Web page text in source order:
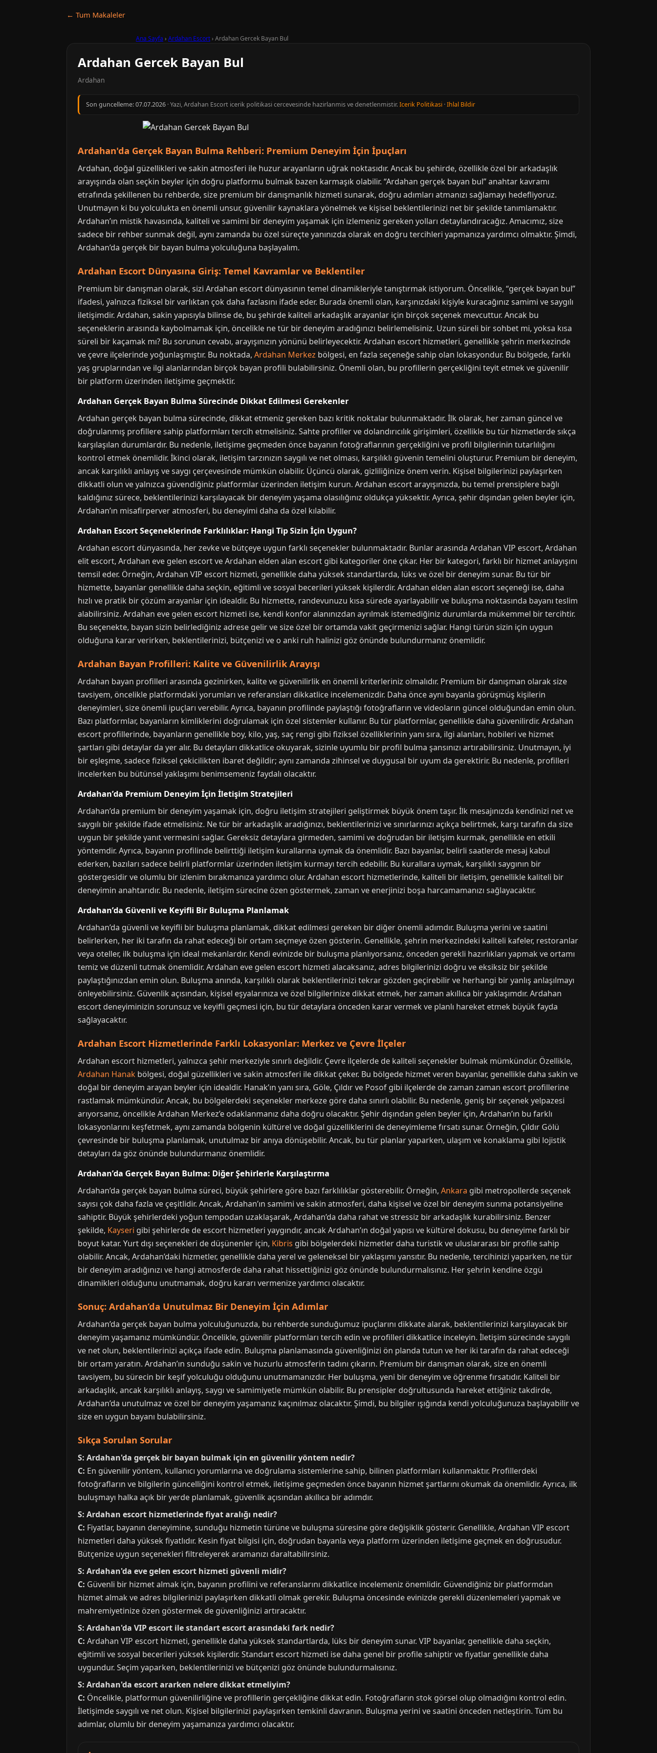
← Tum Makaleler
Ana Sayfa › Ardahan Escort› Ardahan Gercek Bayan Bul
Ardahan Gercek Bayan Bul
Ardahan
Son guncelleme:07.07.2026 · Yazi, Ardahan Escort icerik politikasi cercevesinde hazirlanmis ve denetlenmistir.Icerik Politikasi ·Ihlal Bildir
Ardahan'da Gerçek Bayan Bulma Rehberi: Premium Deneyim İçin İpuçları
Ardahan, doğal güzellikleri ve sakin atmosferi ile huzur arayanların uğrak noktasıdır. Ancak bu şehirde, özellikle özel bir arkadaşlık
arayışında olan seçkin beyler için doğru platformu bulmak bazen karmaşık olabilir. “Ardahan gerçek bayan bul” anahtar kavramı
etrafında şekillenen bu rehberde, size premium bir danışmanlık hizmeti sunarak, doğru adımları atmanızı sağlamayı hedefliyoruz.
Unutmayın ki bu yolculukta en önemli unsur, güvenilir kaynaklara yönelmek ve kişisel beklentilerinizi net bir şekilde tanımlamaktır.
Ardahan’ın mistik havasında, kaliteli ve samimi bir deneyim yaşamak için izlemeniz gereken yolları detaylandıracağız. Amacımız, size
sadece bir rehber sunmak değil, aynı zamanda bu özel süreçte yanınızda olarak en doğru tercihleri yapmanıza yardımcı olmaktır. Şimdi,
Ardahan’da gerçek bir bayan bulma yolculuğuna başlayalım.
Ardahan Escort Dünyasına Giriş: Temel Kavramlar ve Beklentiler
Premium bir danışman olarak, sizi Ardahan escort dünyasının temel dinamikleriyle tanıştırmak istiyorum. Öncelikle, “gerçek bayan bul”
ifadesi, yalnızca fiziksel bir varlıktan çok daha fazlasını ifade eder. Burada önemli olan, karşınızdaki kişiyle kuracağınız samimi ve saygılı
iletişimdir. Ardahan, sakin yapısıyla bilinse de, bu şehirde kaliteli arkadaşlık arayanlar için birçok seçenek mevcuttur. Ancak bu
seçeneklerin arasında kaybolmamak için, öncelikle ne tür bir deneyim aradığınızı belirlemelisiniz. Uzun süreli bir sohbet mi, yoksa kısa
süreli bir kaçamak mı? Bu sorunun cevabı, arayışınızın yönünü belirleyecektir. Ardahan escort hizmetleri, genellikle şehrin merkezinde
ve çevre ilçelerinde yoğunlaşmıştır. Bu noktada, Ardahan Merkez bölgesi, en fazla seçeneğe sahip olan lokasyondur. Bu bölgede, farklı
yaş gruplarından ve ilgi alanlarından birçok bayan profili bulabilirsiniz. Önemli olan, bu profillerin gerçekliğini teyit etmek ve güvenilir
bir platform üzerinden iletişime geçmektir.
Ardahan Gerçek Bayan Bulma Sürecinde Dikkat Edilmesi Gerekenler
Ardahan gerçek bayan bulma sürecinde, dikkat etmeniz gereken bazı kritik noktalar bulunmaktadır. İlk olarak, her zaman güncel ve
doğrulanmış profillere sahip platformları tercih etmelisiniz. Sahte profiller ve dolandırıcılık girişimleri, özellikle bu tür hizmetlerde sıkça
karşılaşılan durumlardır. Bu nedenle, iletişime geçmeden önce bayanın fotoğraflarının gerçekliğini ve profil bilgilerinin tutarlılığını
kontrol etmek önemlidir. İkinci olarak, iletişim tarzınızın saygılı ve net olması, karşılıklı güvenin temelini oluşturur. Premium bir deneyim,
ancak karşılıklı anlayış ve saygı çerçevesinde mümkün olabilir. Üçüncü olarak, gizliliğinize önem verin. Kişisel bilgilerinizi paylaşırken
dikkatli olun ve yalnızca güvendiğiniz platformlar üzerinden iletişim kurun. Ardahan escort arayışınızda, bu temel prensiplere bağlı
kaldığınız sürece, beklentilerinizi karşılayacak bir deneyim yaşama olasılığınız oldukça yüksektir. Ayrıca, şehir dışından gelen beyler için,
Ardahan’ın misafirperver atmosferi, bu deneyimi daha da özel kılabilir.
Ardahan Escort Seçeneklerinde Farklılıklar: Hangi Tip Sizin İçin Uygun?
Ardahan escort dünyasında, her zevke ve bütçeye uygun farklı seçenekler bulunmaktadır. Bunlar arasında Ardahan VIP escort, Ardahan
elit escort, Ardahan eve gelen escort ve Ardahan elden alan escort gibi kategoriler öne çıkar. Her bir kategori, farklı bir hizmet anlayışını
temsil eder. Örneğin, Ardahan VIP escort hizmeti, genellikle daha yüksek standartlarda, lüks ve özel bir deneyim sunar. Bu tür bir
hizmette, bayanlar genellikle daha seçkin, eğitimli ve sosyal becerileri yüksek kişilerdir. Ardahan elden alan escort seçeneği ise, daha
hızlı ve pratik bir çözüm arayanlar için idealdir. Bu hizmette, randevunuzu kısa sürede ayarlayabilir ve buluşma noktasında bayanı teslim
alabilirsiniz. Ardahan eve gelen escort hizmeti ise, kendi konfor alanınızdan ayrılmak istemediğiniz durumlarda mükemmel bir tercihtir.
Bu seçenekte, bayan sizin belirlediğiniz adrese gelir ve size özel bir ortamda vakit geçirmenizi sağlar. Hangi türün sizin için uygun
olduğuna karar verirken, beklentilerinizi, bütçenizi ve o anki ruh halinizi göz önünde bulundurmanız önemlidir.
Ardahan Bayan Profilleri: Kalite ve Güvenilirlik Arayışı
Ardahan bayan profilleri arasında gezinirken, kalite ve güvenilirlik en önemli kriterleriniz olmalıdır. Premium bir danışman olarak size
tavsiyem, öncelikle platformdaki yorumları ve referansları dikkatlice incelemenizdir. Daha önce aynı bayanla görüşmüş kişilerin
deneyimleri, size önemli ipuçları verebilir. Ayrıca, bayanın profilinde paylaştığı fotoğrafların ve videoların güncel olduğundan emin olun.
Bazı platformlar, bayanların kimliklerini doğrulamak için özel sistemler kullanır. Bu tür platformlar, genellikle daha güvenilirdir. Ardahan
escort profillerinde, bayanların genellikle boy, kilo, yaş, saç rengi gibi fiziksel özelliklerinin yanı sıra, ilgi alanları, hobileri ve hizmet
şartları gibi detaylar da yer alır. Bu detayları dikkatlice okuyarak, sizinle uyumlu bir profil bulma şansınızı artırabilirsiniz. Unutmayın, iyi
bir eşleşme, sadece fiziksel çekicilikten ibaret değildir; aynı zamanda zihinsel ve duygusal bir uyum da gerektirir. Bu nedenle, profilleri
incelerken bu bütünsel yaklaşımı benimsemeniz faydalı olacaktır.
Ardahan’da Premium Deneyim İçin İletişim Stratejileri
Ardahan’da premium bir deneyim yaşamak için, doğru iletişim stratejileri geliştirmek büyük önem taşır. İlk mesajınızda kendinizi net ve
saygılı bir şekilde ifade etmelisiniz. Ne tür bir arkadaşlık aradığınızı, beklentilerinizi ve sınırlarınızı açıkça belirtmek, karşı tarafın da size
uygun bir şekilde yanıt vermesini sağlar. Gereksiz detaylara girmeden, samimi ve doğrudan bir iletişim kurmak, genellikle en etkili
yöntemdir. Ayrıca, bayanın profilinde belirttiği iletişim kurallarına uymak da önemlidir. Bazı bayanlar, belirli saatlerde mesaj kabul
ederken, bazıları sadece belirli platformlar üzerinden iletişim kurmayı tercih edebilir. Bu kurallara uymak, karşılıklı saygının bir
göstergesidir ve olumlu bir izlenim bırakmanıza yardımcı olur. Ardahan escort hizmetlerinde, kaliteli bir iletişim, genellikle kaliteli bir
deneyimin anahtarıdır. Bu nedenle, iletişim sürecine özen göstermek, zaman ve enerjinizi boşa harcamamanızı sağlayacaktır.
Ardahan’da Güvenli ve Keyifli Bir Buluşma Planlamak
Ardahan’da güvenli ve keyifli bir buluşma planlamak, dikkat edilmesi gereken bir diğer önemli adımdır. Buluşma yerini ve saatini
belirlerken, her iki tarafın da rahat edeceği bir ortam seçmeye özen gösterin. Genellikle, şehrin merkezindeki kaliteli kafeler, restoranlar
veya oteller, ilk buluşma için ideal mekanlardır. Kendi evinizde bir buluşma planlıyorsanız, önceden gerekli hazırlıkları yapmak ve ortamı
temiz ve düzenli tutmak önemlidir. Ardahan eve gelen escort hizmeti alacaksanız, adres bilgilerinizi doğru ve eksiksiz bir şekilde
paylaştığınızdan emin olun. Buluşma anında, karşılıklı olarak beklentilerinizi tekrar gözden geçirebilir ve herhangi bir yanlış anlaşılmayı
önleyebilirsiniz. Güvenlik açısından, kişisel eşyalarınıza ve özel bilgilerinize dikkat etmek, her zaman akıllıca bir yaklaşımdır. Ardahan
escort deneyiminizin sorunsuz ve keyifli geçmesi için, bu tür detaylara önceden karar vermek ve planlı hareket etmek büyük fayda
sağlayacaktır.
Ardahan Escort Hizmetlerinde Farklı Lokasyonlar: Merkez ve Çevre İlçeler
Ardahan escort hizmetleri, yalnızca şehir merkeziyle sınırlı değildir. Çevre ilçelerde de kaliteli seçenekler bulmak mümkündür. Özellikle,
Ardahan Hanak bölgesi, doğal güzellikleri ve sakin atmosferi ile dikkat çeker. Bu bölgede hizmet veren bayanlar, genellikle daha sakin ve
doğal bir deneyim arayan beyler için idealdir. Hanak’ın yanı sıra, Göle, Çıldır ve Posof gibi ilçelerde de zaman zaman escort profillerine
rastlamak mümkündür. Ancak, bu bölgelerdeki seçenekler merkeze göre daha sınırlı olabilir. Bu nedenle, geniş bir seçenek yelpazesi
arıyorsanız, öncelikle Ardahan Merkez’e odaklanmanız daha doğru olacaktır. Şehir dışından gelen beyler için, Ardahan’ın bu farklı
lokasyonlarını keşfetmek, aynı zamanda bölgenin kültürel ve doğal güzelliklerini de deneyimleme fırsatı sunar. Örneğin, Çıldır Gölü
çevresinde bir buluşma planlamak, unutulmaz bir anıya dönüşebilir. Ancak, bu tür planlar yaparken, ulaşım ve konaklama gibi lojistik
detayları da göz önünde bulundurmanız önemlidir.
Ardahan’da Gerçek Bayan Bulma: Diğer Şehirlerle Karşılaştırma
Ardahan’da gerçek bayan bulma süreci, büyük şehirlere göre bazı farklılıklar gösterebilir. Örneğin, Ankara gibi metropollerde seçenek
sayısı çok daha fazla ve çeşitlidir. Ancak, Ardahan’ın samimi ve sakin atmosferi, daha kişisel ve özel bir deneyim sunma potansiyeline
sahiptir. Büyük şehirlerdeki yoğun tempodan uzaklaşarak, Ardahan’da daha rahat ve stressiz bir arkadaşlık kurabilirsiniz. Benzer
şekilde, Kayseri gibi şehirlerde de escort hizmetleri yaygındır, ancak Ardahan’ın doğal yapısı ve kültürel dokusu, bu deneyime farklı bir
boyut katar. Yurt dışı seçenekleri de düşünenler için, Kibris gibi bölgelerdeki hizmetler daha turistik ve uluslararası bir profile sahip
olabilir. Ancak, Ardahan’daki hizmetler, genellikle daha yerel ve geleneksel bir yaklaşımı yansıtır. Bu nedenle, tercihinizi yaparken, ne tür
bir deneyim aradığınızı ve hangi atmosferde daha rahat hissettiğinizi göz önünde bulundurmalısınız. Her şehrin kendine özgü
dinamikleri olduğunu unutmamak, doğru kararı vermenize yardımcı olacaktır.
Sonuç: Ardahan’da Unutulmaz Bir Deneyim İçin Adımlar
Ardahan’da gerçek bayan bulma yolculuğunuzda, bu rehberde sunduğumuz ipuçlarını dikkate alarak, beklentilerinizi karşılayacak bir
deneyim yaşamanız mümkündür. Öncelikle, güvenilir platformları tercih edin ve profilleri dikkatlice inceleyin. İletişim sürecinde saygılı
ve net olun, beklentilerinizi açıkça ifade edin. Buluşma planlamasında güvenliğinizi ön planda tutun ve her iki tarafın da rahat edeceği
bir ortam yaratın. Ardahan’ın sunduğu sakin ve huzurlu atmosferin tadını çıkarın. Premium bir danışman olarak, size en önemli
tavsiyem, bu sürecin bir keşif yolculuğu olduğunu unutmamanızdır. Her buluşma, yeni bir deneyim ve öğrenme fırsatıdır. Kaliteli bir
arkadaşlık, ancak karşılıklı anlayış, saygı ve samimiyetle mümkün olabilir. Bu prensipler doğrultusunda hareket ettiğiniz takdirde,
Ardahan’da unutulmaz ve özel bir deneyim yaşamanız kaçınılmaz olacaktır. Şimdi, bu bilgiler ışığında kendi yolculuğunuza başlayabilir ve
size en uygun bayanı bulabilirsiniz.
Sıkça Sorulan Sorular
S: Ardahan'da gerçek bir bayan bulmak için en güvenilir yöntem nedir?
C: En güvenilir yöntem, kullanıcı yorumlarına ve doğrulama sistemlerine sahip, bilinen platformları kullanmaktır. Profillerdeki
fotoğrafların ve bilgilerin güncelliğini kontrol etmek, iletişime geçmeden önce bayanın hizmet şartlarını okumak da önemlidir. Ayrıca, ilk
buluşmayı halka açık bir yerde planlamak, güvenlik açısından akıllıca bir adımdır.
S: Ardahan escort hizmetlerinde fiyat aralığı nedir?
C: Fiyatlar, bayanın deneyimine, sunduğu hizmetin türüne ve buluşma süresine göre değişiklik gösterir. Genellikle, Ardahan VIP escort
hizmetleri daha yüksek fiyatlıdır. Kesin fiyat bilgisi için, doğrudan bayanla veya platform üzerinden iletişime geçmek en doğrusudur.
Bütçenize uygun seçenekleri filtreleyerek aramanızı daraltabilirsiniz.
S: Ardahan'da eve gelen escort hizmeti güvenli midir?
C: Güvenli bir hizmet almak için, bayanın profilini ve referanslarını dikkatlice incelemeniz önemlidir. Güvendiğiniz bir platformdan
hizmet almak ve adres bilgilerinizi paylaşırken dikkatli olmak gerekir. Buluşma öncesinde evinizde gerekli düzenlemeleri yapmak ve
mahremiyetinize özen göstermek de güvenliğinizi artıracaktır.
S: Ardahan'da VIP escort ile standart escort arasındaki fark nedir?
C: Ardahan VIP escort hizmeti, genellikle daha yüksek standartlarda, lüks bir deneyim sunar. VIP bayanlar, genellikle daha seçkin,
eğitimli ve sosyal becerileri yüksek kişilerdir. Standart escort hizmeti ise daha genel bir profile sahiptir ve fiyatlar genellikle daha
uygundur. Seçim yaparken, beklentilerinizi ve bütçenizi göz önünde bulundurmalısınız.
S: Ardahan'da escort ararken nelere dikkat etmeliyim?
C: Öncelikle, platformun güvenilirliğine ve profillerin gerçekliğine dikkat edin. Fotoğrafların stok görsel olup olmadığını kontrol edin.
İletişimde saygılı ve net olun. Kişisel bilgilerinizi paylaşırken temkinli davranın. Buluşma yerini ve saatini önceden netleştirin. Tüm bu
adımlar, olumlu bir deneyim yaşamanıza yardımcı olacaktır.